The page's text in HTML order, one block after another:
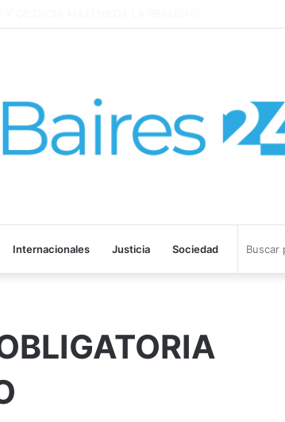
Internacionales Justicia Sociedad